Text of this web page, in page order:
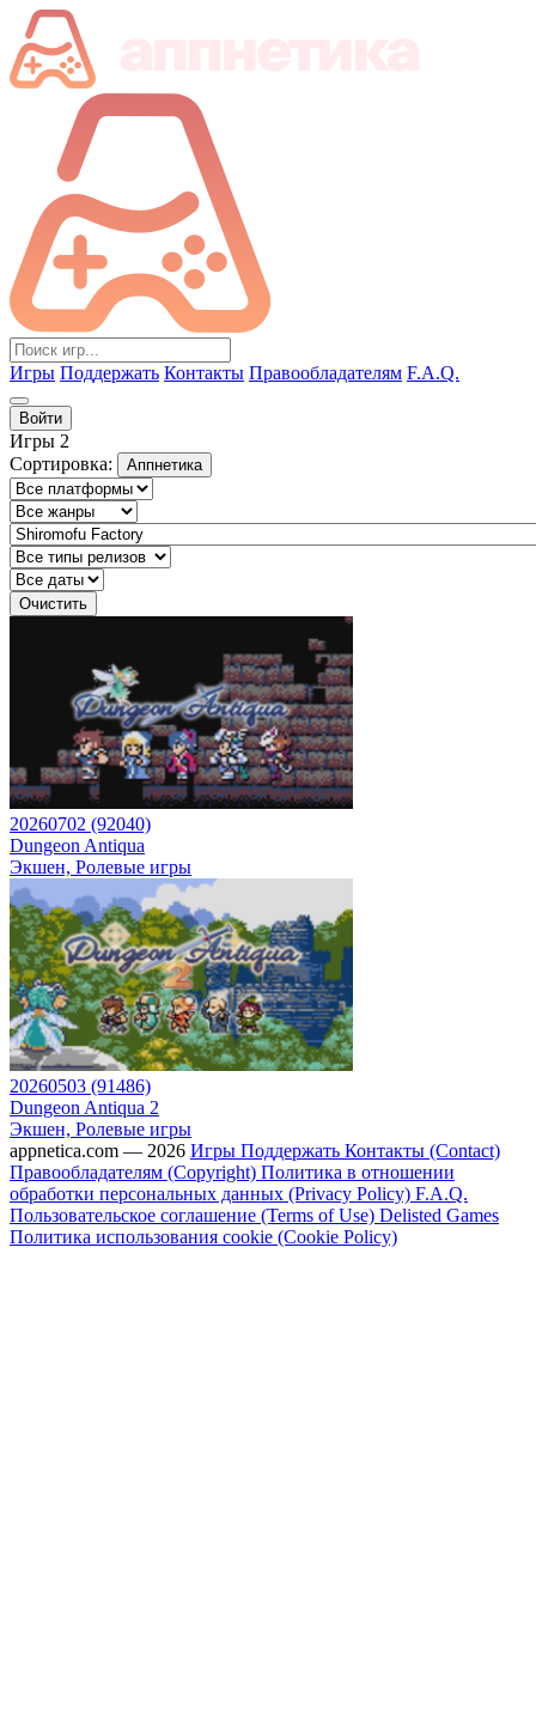
Игры Поддержать Контакты Правообладателям F.A.Q.
Войти
Игры 2
Сортировка:
Аппнетика
Очистить
20260702 (92040)
Dungeon Antiqua
Экшен, Ролевые игры
20260503 (91486)
Dungeon Antiqua 2
Экшен, Ролевые игры
appnetica.com — 2026 Игры Поддержать Контакты (Contact)
Правообладателям (Copyright) Политика в отношении
обработки персональных данных (Privacy Policy) F.A.Q.
Пользовательское соглашение (Terms of Use) Delisted Games
Политика использования cookie (Cookie Policy)